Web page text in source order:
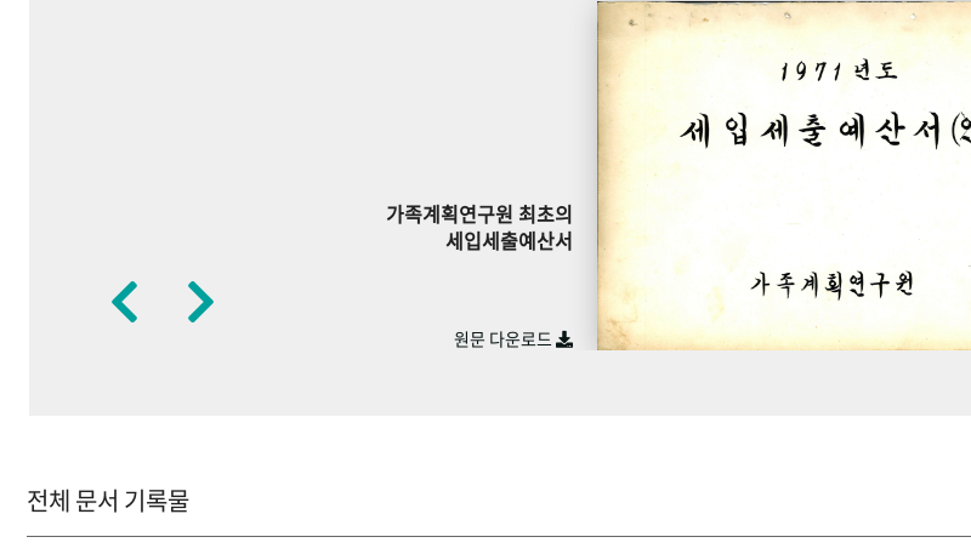
가족계획연구원 최초의
세입세출예산서
원문 다운로드
전체 문서 기록물